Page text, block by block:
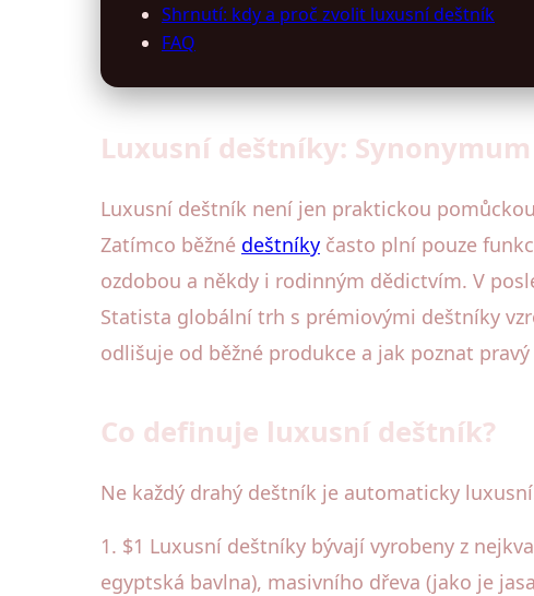
Shrnutí: kdy a proč zvolit luxusní deštník
FAQ
Luxusní deštníky:
Luxusní deštník není jen praktickou
Zatímco běžné deštníky často plní pouze
ozdobou a někdy i rodinným dědictvím. V
Statista globální trh s prémiovými deštníky
odlišuje od běžné produkce a jak poznat
Co definuje luxusní deštník?
Ne každý drahý deštník je automaticky
1. $1 Luxusní deštníky bývají vyrobeny z
egyptská bavlna), masivního dřeva (jako je